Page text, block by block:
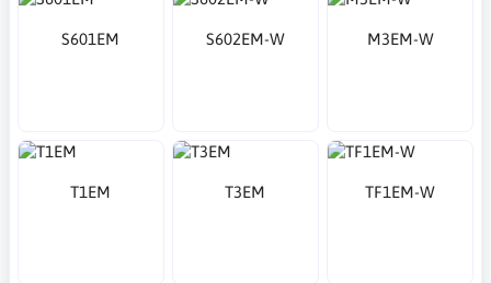
S601EM S602EM-W M3EM-W
T1EM T3EM TF1EM-W